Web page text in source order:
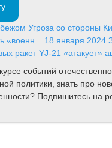
Угроза со стороны
«военн... 18 января 2024
ракет YJ-21 «атакует»
событий
политики, знать про
Подпишитесь на